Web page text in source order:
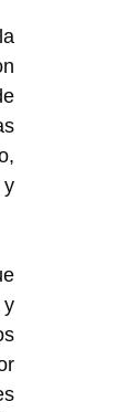
y